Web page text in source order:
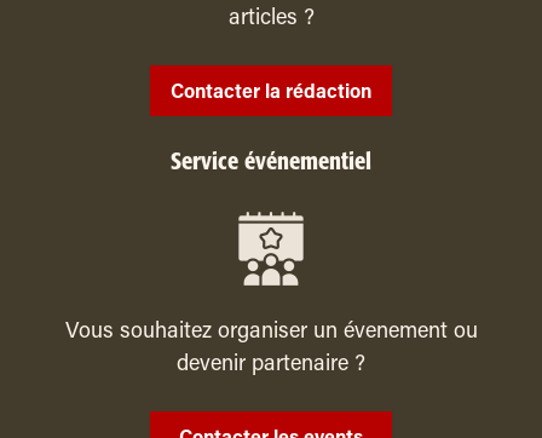
articles ?
Contacter la rédaction
Service événementiel
Vous souhaitez organiser un évenement ou
devenir partenaire ?